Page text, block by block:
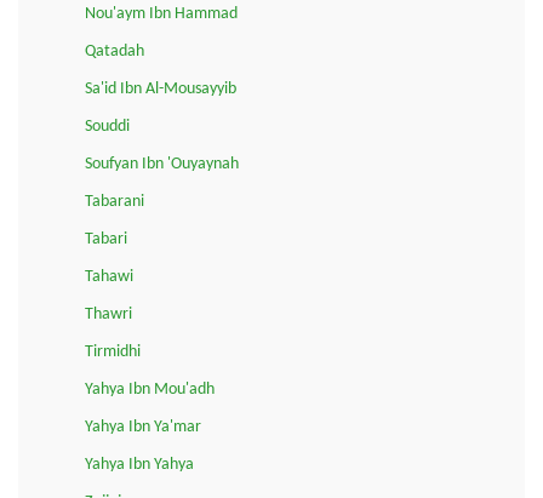
Nou'aym Ibn Hammad
Qatadah
Sa'id Ibn Al-Mousayyib
Souddi
Soufyan Ibn 'Ouyaynah
Tabarani
Tabari
Tahawi
Thawri
Tirmidhi
Yahya Ibn Mou'adh
Yahya Ibn Ya'mar
Yahya Ibn Yahya